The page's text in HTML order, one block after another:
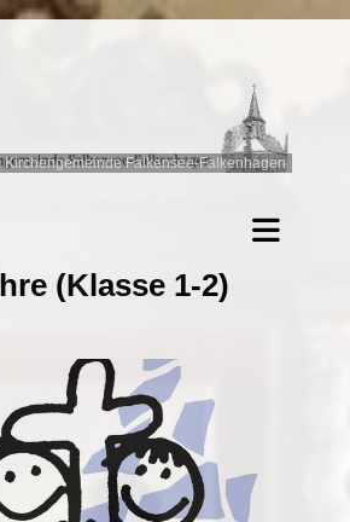
Falkensee-Falkenhagen
(Klasse 1-2)